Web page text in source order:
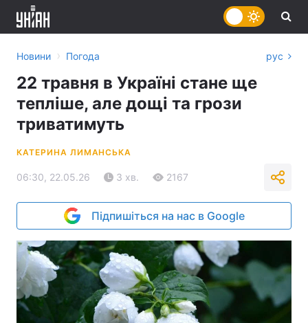
Новини › Погода рус
22 травня в Україні стане ще
тепліше, але дощі та грози
триватимуть
КАТЕРИНА ЛИМАНСЬКА
06:30, 22.05.26 3 хв. 2167
Підпишіться на нас в Google